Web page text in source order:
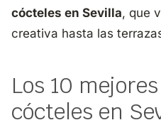
cócteles en Sevilla, que
creativa hasta las
Los 10
cócteles en